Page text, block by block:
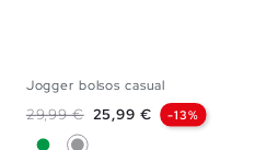
Jogger bolsos casual
Preço normal
29,99 € Preço
25,99 € -13%
VerdeCinzento